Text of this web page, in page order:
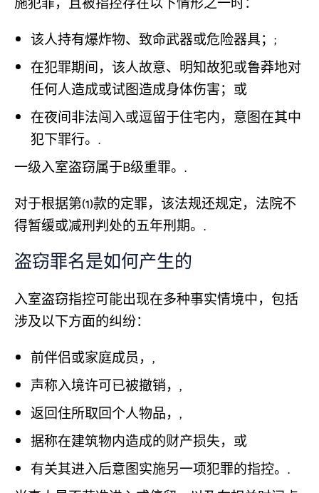
该人持有爆炸物、致命武器或危险器具；;
在犯罪期间，该人故意、明知故犯或鲁莽地对
任何人造成或试图造成身体伤害；或
在夜间非法闯入或逗留于住宅内，意图在其中
犯下罪行。.
一级入室盗窃属于B级重罪。.
对于根据第(1)款的定罪，该法规还规定，法院不
得暂缓或减刑判处的五年刑期。.
盗窃罪名是如何产生的
入室盗窃指控可能出现在多种事实情境中，包括
涉及以下方面的纠纷：
前伴侣或家庭成员，,
声称入境许可已被撤销，,
返回住所取回个人物品，,
据称在建筑物内造成的财产损失，或
有关其进入后意图实施另一项犯罪的指控。.